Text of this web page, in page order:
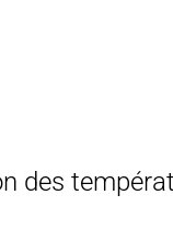
des